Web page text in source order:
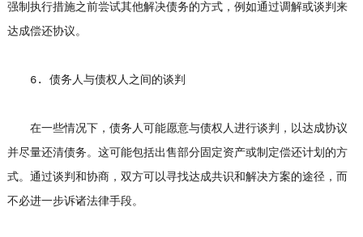
强制执行措施之前尝试其他解决债务的方式，例如通过调解或谈判来
达成偿还协议。
6. 债务人与债权人之间的谈判
在一些情况下，债务人可能愿意与债权人进行谈判，以达成协议
并尽量还清债务。这可能包括出售部分固定资产或制定偿还计划的方
式。通过谈判和协商，双方可以寻找达成共识和解决方案的途径，而
不必进一步诉诸法律手段。